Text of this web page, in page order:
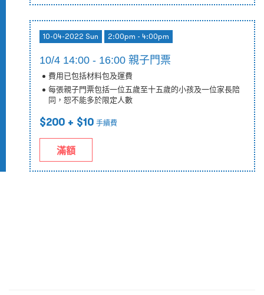
10-04-2022 Sun 2:00pm - 4:00pm
10/4 14:00 - 16:00 親子門票
費用已包括材料包及運費
每張親子門票包括一位五歲至十五歲的小孩及一位家長陪
同，恕不能多於限定人數
$200 + $10 手續費
滿額